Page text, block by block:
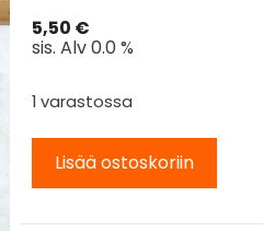
5,50 €
sis. Alv 0.0 %
1 varastossa
Lisää ostoskoriin